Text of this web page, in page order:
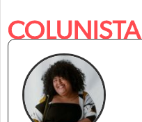
COLUNISTA